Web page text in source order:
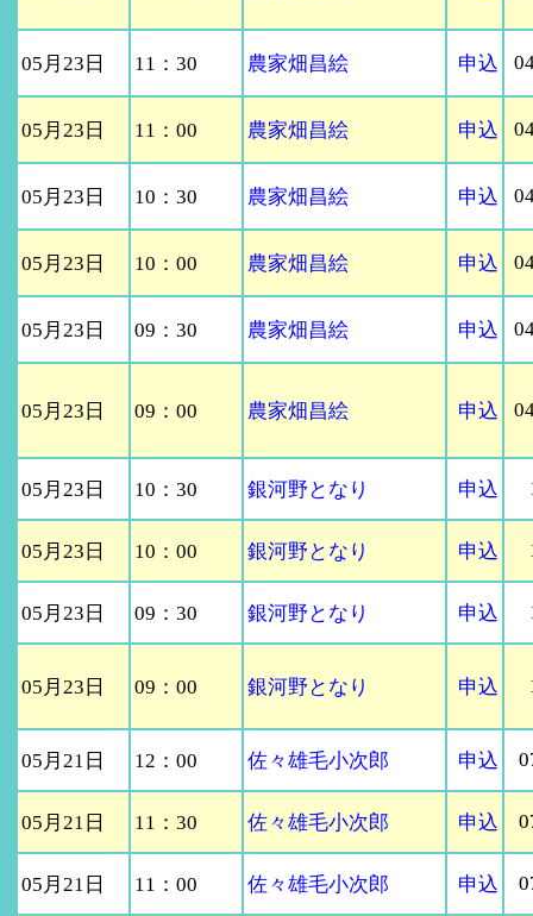
05月23日 11：30 農家畑昌絵 申込
05月23日 11：00 農家畑昌絵 申込
05月23日 10：30 農家畑昌絵 申込
05月23日 10：00 農家畑昌絵 申込
05月23日 09：30 農家畑昌絵 申込
05月23日 09：00 農家畑昌絵 申込
05月23日 10：30 銀河野となり 申込
05月23日 10：00 銀河野となり 申込
05月23日 09：30 銀河野となり 申込
05月23日 09：00 銀河野となり 申込
05月21日 12：00 佐々雄毛小次郎 申込
05月21日 11：30 佐々雄毛小次郎 申込
05月21日 11：00 佐々雄毛小次郎 申込